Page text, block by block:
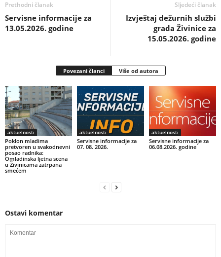
Prethodni članak
Servisne informacije za
13.05.2026. godine
Sljedeći članak
Izvještaj dežurnih službi
grada Živinice za
15.05.2026. godine
Povezani članci Više od autora
aktuelnosti
Poklon mladima
pretvoren u svakodnevni
posao radnika:
Omladinska ljetna scena
u Živinicama zatrpana
smećem
aktuelnosti
Servisne informacije za
07. 08. 2026.
aktuelnosti
Servisne informacije za
06.08.2026. godine
Ostavi komentar